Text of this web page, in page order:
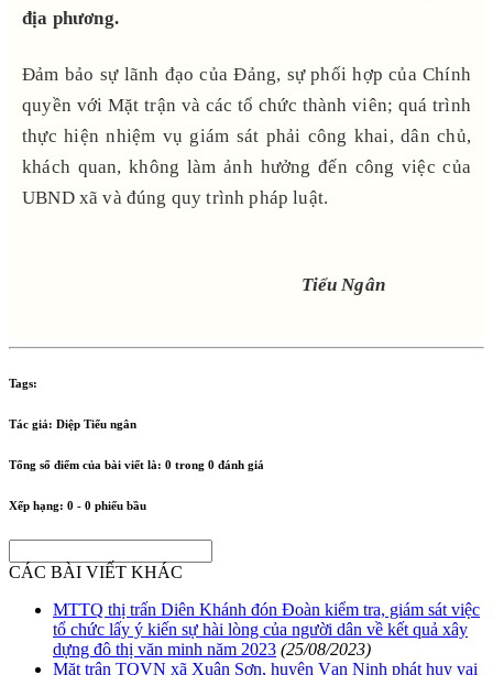
địa phương.
Đảm bảo sự lãnh đạo của Đảng, sự phối hợp của Chính
quyền với Mặt trận và các tổ chức thành viên; quá trình
thực hiện nhiệm vụ giám sát phải công khai, dân chủ,
khách quan, không làm ảnh hưởng đến công việc của
UBND xã và đúng quy trình pháp luật.
Tiểu Ngân
Tags:
Tác giả: Diệp Tiểu ngân
Tổng số điểm của bài viết là: 0 trong 0 đánh giá
Xếp hạng: 0 - 0 phiếu bầu
CÁC BÀI VIẾT KHÁC
MTTQ thị trấn Diên Khánh đón Đoàn kiểm tra, giám sát việc
tổ chức lấy ý kiến sự hài lòng của người dân về kết quả xây
dựng đô thị văn minh năm 2023 (25/08/2023)
Mặt trận TQVN xã Xuân Sơn, huyện Vạn Ninh phát huy vai